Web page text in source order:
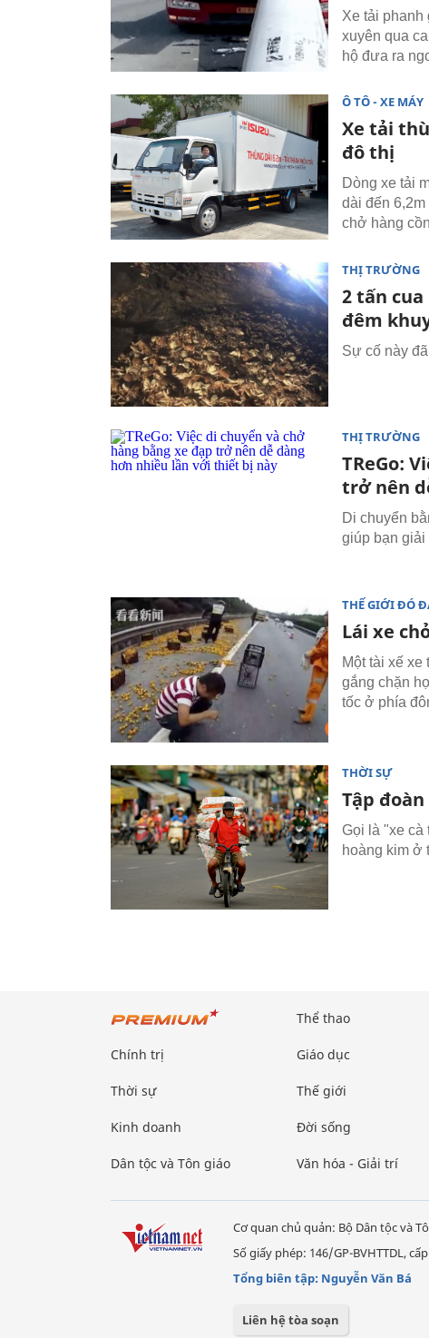
Xe tải phanh
xuyên qua
hộ đưa ra
Ô TÔ - XE MÁY
Xe tải
đô thị
Dòng xe tải
dài đến
chở hàng
THỊ TRƯỜNG
2 tấn
đêm
Sự cố này
THỊ TRƯỜNG
TReGo:
trở nên
Di chuyển
giúp bạn giải
THẾ GIỚI ĐÓ
Lái xe
Một tài xế
gắng chặn
tốc ở phía
THỜI SỰ
Tập
Gọi là "xe
hoàng kim ở
Chính trị
Thời sự
Kinh doanh
Dân tộc và Tôn giáo
Thể thao
Giáo dục
Thế giới
Đời sống
Văn hóa - Giải trí
Cơ quan chủ quản: Bộ Dân tộc và
Số giấy phép: 146/GP-BVHTTDL,
Tổng biên tập: Nguyễn Văn Bá
Liên hệ tòa soạn